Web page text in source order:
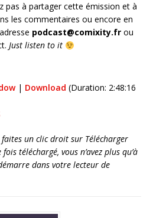
pas à partager cette émission et à
les commentaires ou encore en
podcast@comixity.fr ou
Just listen to it
| Download (Duration: 2:48:16
un clic droit sur Télécharger
téléchargé, vous n’avez plus qu’à
dans votre lecteur de